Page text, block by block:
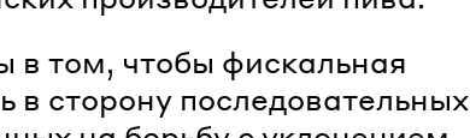
том, чтобы фискальная
в сторону последовательных